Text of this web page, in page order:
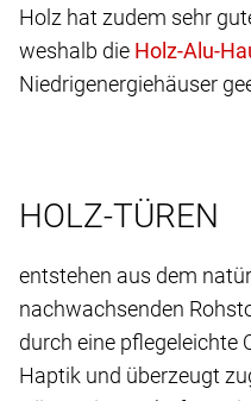
Holz hat zudem sehr
weshalb die
Niedrigenergiehäuser
HOLZ-TÜREN
entstehen aus dem
nachwachsenden
durch eine pflegeleichte
Haptik und überzeugt